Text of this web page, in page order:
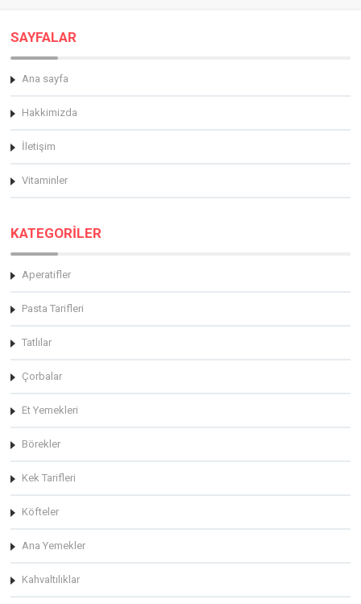
SAYFALAR
Ana sayfa
Hakkimizda
İletişim
Vitaminler
KATEGORİLER
Aperatifler
Pasta Tarifleri
Tatlılar
Çorbalar
Et Yemekleri
Börekler
Kek Tarifleri
Köfteler
Ana Yemekler
Kahvaltılıklar